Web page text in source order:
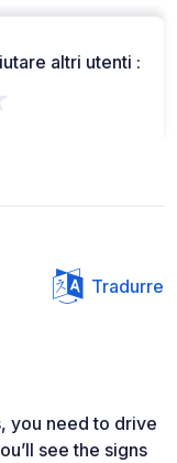
altri utenti :
Tradurre
you need to drive
see the signs